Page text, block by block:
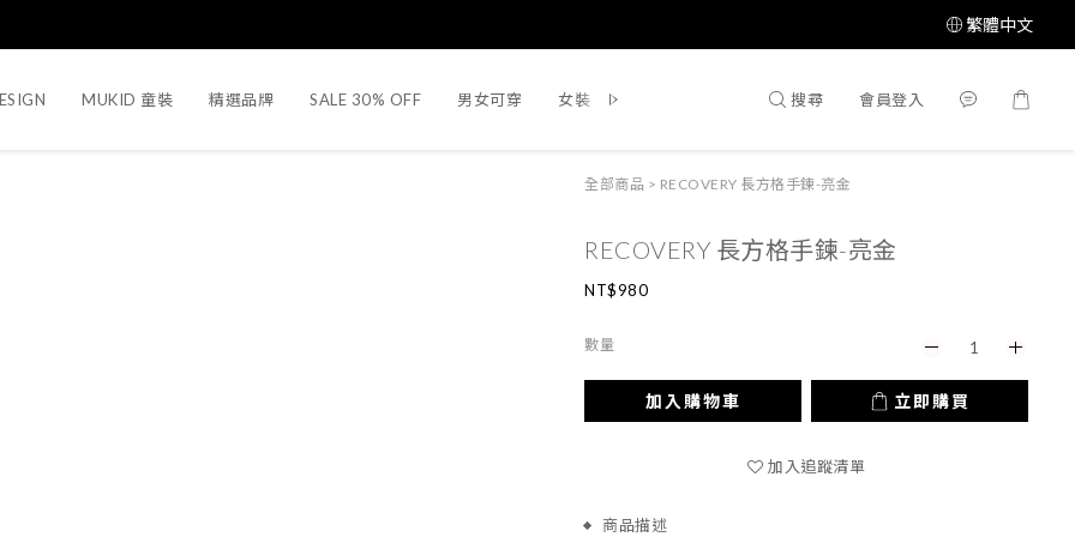
繁體中文
MUKID 童裝 精選品牌 SALE 30% OFF 男女可穿 女裝 飾品配件 所有商品
搜尋 會員登入
全部商品 > RECOVERY 長方格手鍊-亮金
RECOVERY 長方格手鍊-亮金
NT$980
數量
加入購物車 立即購買
加入追蹤清單
商品描述